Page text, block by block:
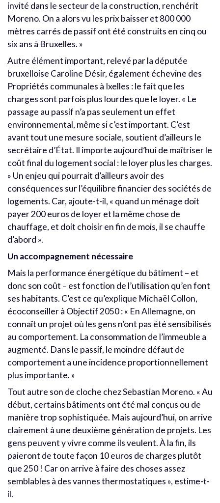
invité dans le secteur de la construction, renchérit
Moreno. On a alors vu les prix baisser et 800 000
mètres carrés de passif ont été construits en cinq ou
six ans à Bruxelles. »
Autre élément important, relevé par la députée
bruxelloise Caroline Désir, également échevine des
Propriétés communales à Ixelles : le fait que les
charges sont parfois plus lourdes que le loyer. « Le
passage au passif n’a pas seulement un effet
environnemental, même si c’est important. C’est
avant tout une mesure sociale, soutient d’ailleurs le
secrétaire d’État. Il importe aujourd’hui de maîtriser le
coût final du logement social : le loyer plus les charges.
» Un enjeu qui pourrait d’ailleurs avoir des
conséquences sur l’équilibre financier des sociétés de
logements. Car, ajoute-t-il, « quand un ménage doit
payer 200 euros de loyer et la même chose de
chauffage, et doit choisir en fin de mois, il se chauffe
d’abord ».
Un accompagnement nécessaire
Mais la performance énergétique du bâtiment – et
donc son coût – est fonction de l’utilisation qu’en font
ses habitants. C’est ce qu’explique Michaël Collon,
écoconseiller à Objectif 2050 : « En Allemagne, on
connaît un projet où les gens n’ont pas été sensibilisés
au comportement. La consommation de l’immeuble a
augmenté. Dans le passif, le moindre défaut de
comportement a une incidence proportionnellement
plus importante. »
Tout autre son de cloche chez Sebastian Moreno. « Au
début, certains bâtiments ont été mal conçus ou de
manière trop sophistiquée. Mais aujourd’hui, on arrive
clairement à une deuxième génération de projets. Les
gens peuvent y vivre comme ils veulent. À la fin, ils
paieront de toute façon 10 euros de charges plutôt
que 250 ! Car on arrive à faire des choses assez
semblables à des vannes thermostatiques », estime-t-
il.